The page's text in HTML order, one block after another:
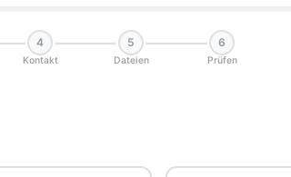
4
Kontakt
5
Dateien
6
Prüfen